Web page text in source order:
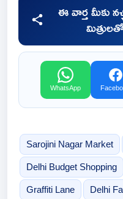
ఈ వార్త మీకు
WhatsApp
Sarojini Nagar Market
Delhi Budget Shopping
Graffiti Lane Delhi